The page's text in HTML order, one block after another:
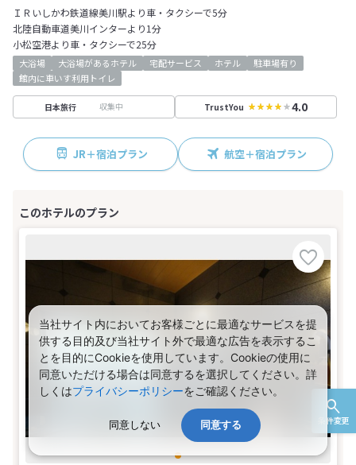
条件変更
ＩＲいしかわ鉄道線美川駅より車・タクシーで5分
北陸自動車道美川インターより1分
小松空港より車・タクシーで25分
大浴場 大浴場があるホテル 宅配サービス ホテル
駐車場有り
館内に車いす利用トイレ
日本旅行 収集中 TrustYou 4.0
JR＋宿泊プラン 航空＋宿泊プラン
当社サイト内においてお客様ごとに最適なサービスを提
供する目的及び当社サイト外で最適な広告を表示するこ
とを目的にCookieを使用しています。Cookieの使用に
同意いただける場合は同意するを選択してください。詳
しくはプライバシーポリシーをご確認ください。
同意しない 同意する